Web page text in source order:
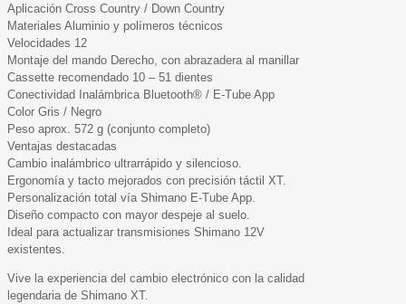
Aplicación Cross Country / Down Country
Materiales Aluminio y polímeros técnicos
Velocidades 12
Montaje del mando Derecho, con abrazadera al manillar
Cassette recomendado 10 – 51 dientes
Conectividad Inalámbrica Bluetooth® / E-Tube App
Color Gris / Negro
Peso aprox. 572 g (conjunto completo)
Ventajas destacadas
Cambio inalámbrico ultrarrápido y silencioso.
Ergonomía y tacto mejorados con precisión táctil XT.
Personalización total vía Shimano E-Tube App.
Diseño compacto con mayor despeje al suelo.
Ideal para actualizar transmisiones Shimano 12V
existentes.
Vive la experiencia del cambio electrónico con la calidad
legendaria de Shimano XT.